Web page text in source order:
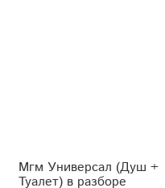
Мгм Универсал (Душ +
Туалет) в разборе